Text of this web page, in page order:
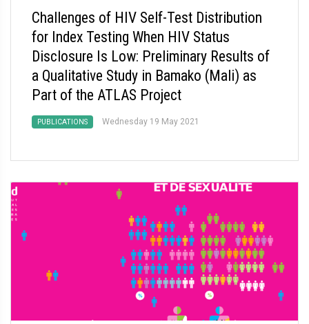
Challenges of HIV Self-Test Distribution
for Index Testing When HIV Status
Disclosure Is Low: Preliminary Results of
a Qualitative Study in Bamako (Mali) as
Part of the ATLAS Project
PUBLICATIONS Wednesday 19 May 2021